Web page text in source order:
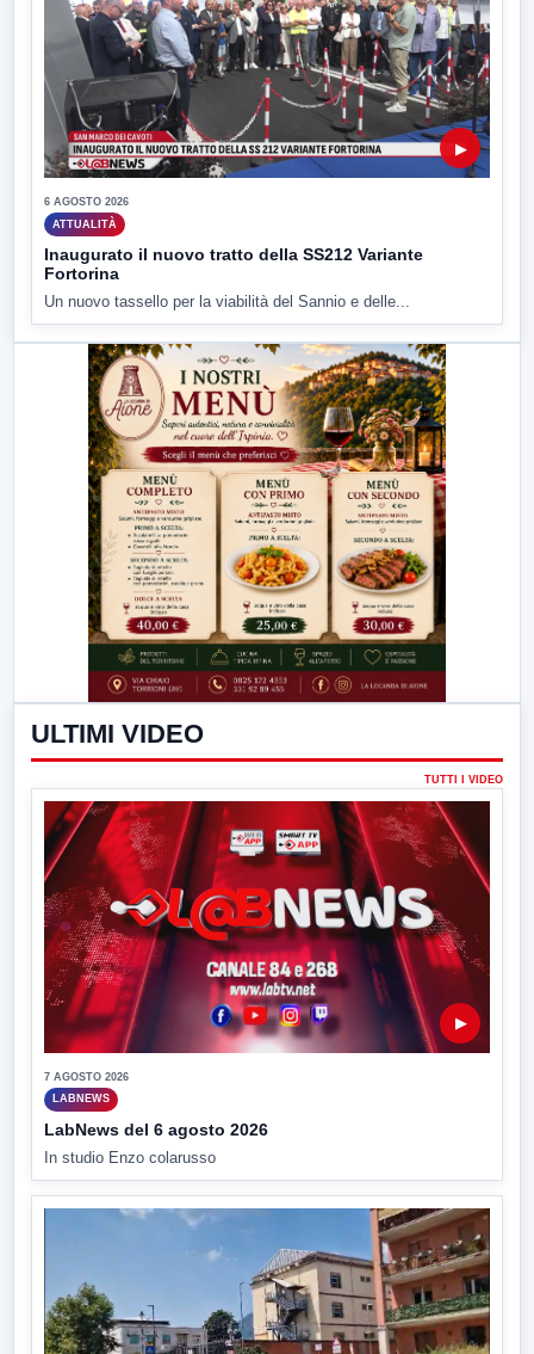
▶
6 AGOSTO 2026
ATTUALITÀ
Inaugurato il nuovo tratto della SS212 Variante
Fortorina
Un nuovo tassello per la viabilità del Sannio e delle...
ULTIMI VIDEO
TUTTI I VIDEO
▶
7 AGOSTO 2026
LABNEWS
LabNews del 6 agosto 2026
In studio Enzo colarusso